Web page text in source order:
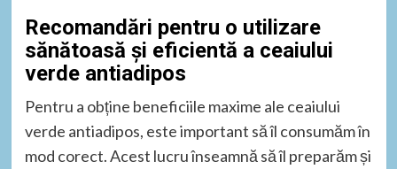
Recomandări pentru o utilizare
sănătoasă și eficientă a ceaiului
verde antiadipos
Pentru a obține beneficiile maxime ale ceaiului
verde antiadipos, este important să îl consumăm în
mod corect. Acest lucru înseamnă să îl preparăm și